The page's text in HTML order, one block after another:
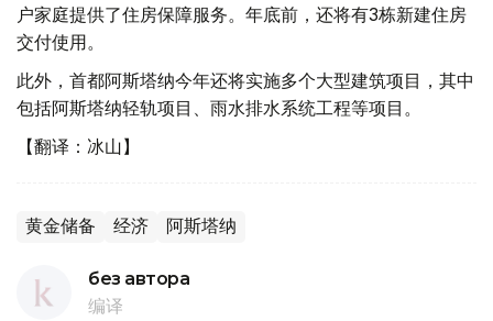
户家庭提供了住房保障服务。年底前，还将有3栋新建住房
交付使用。
此外，首都阿斯塔纳今年还将实施多个大型建筑项目，其中
包括阿斯塔纳轻轨项目、雨水排水系统工程等项目。
【翻译：冰山】
黄金储备 经济 阿斯塔纳
без автора
编译